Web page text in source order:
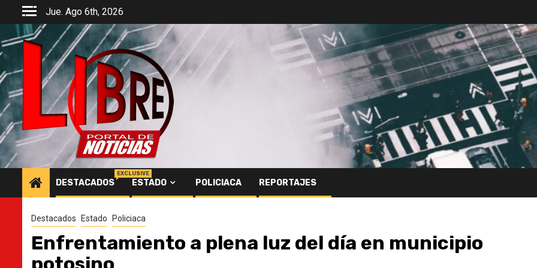
Saltar
contenido
Jue. Ago 6th, 2026
DESTACADOS
EXCLUSIVE
ESTADO POLICIACA REPORTAJES
Destacados Estado Policiaca
Enfrentamiento a plena luz del día en municipio